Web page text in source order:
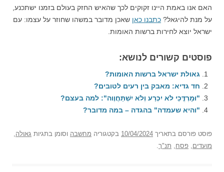
האם אנו באמת היינו זקוקים לכך שהאיש החזק בעולם בזמנו ישתכנע,
על מנת להיגאל? כתבנו כאן שאכן מדובר במשהו שחוזר על עצמו: עם
ישראל יוצא לחירות ברשות האומות.
פוסטים קשורים לנושא:
גאולת ישראל ברשות האומות?
חד גדיא: מאבק בין רעים לטובים?
"וּמָרְדֳּכַי לֹא יִכְרַע וְלֹא יִשְׁתַּחֲוֶוה": למה בעצם?
"והיא שעמדה" בהגדה – במה מדובר?
פוסט פורסם בתאריך 10/04/2024 בקטגוריה מחשבה וסומן בתגיות גאולה
מועדים פסח תנ"ך